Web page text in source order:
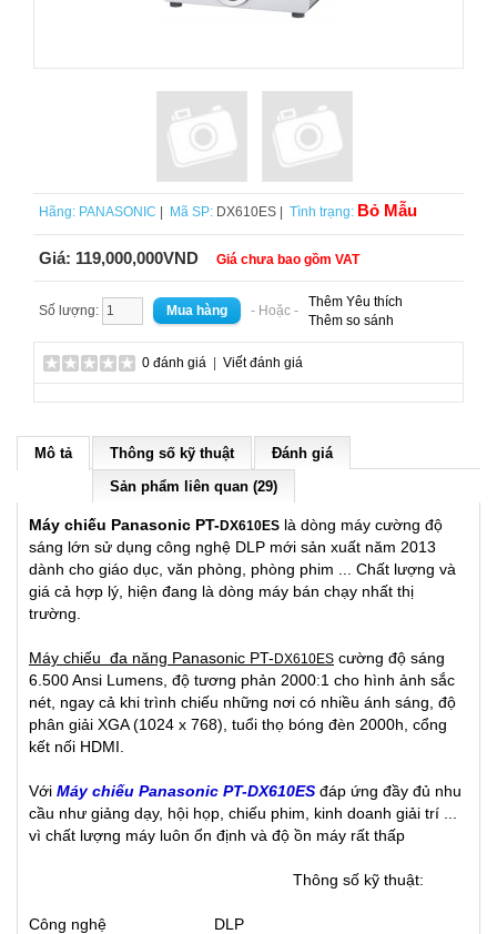
Hãng: PANASONIC Mã SP: DX610ES | Tình trạng: Bỏ Mẫu
Giá: 119,000,000VND Giá chưa bao gồm VAT
Số lượng: - Hoặc -
Thêm Yêu thích
Thêm so sánh
0 đánh giá Viết đánh giá
Mô tả Thông số kỹ thuật
Đánh giá
Sản phẩm liên quan (29)
Máy chiếu Panasonic PT-DX610ES là dòng máy cường độ
sáng lớn sử dụng công nghệ DLP mới sản xuất năm 2013
dành cho giáo dục, văn phòng, phòng phim ... Chất lượng và
giá cả hợp lý, hiện đang là dòng máy bán chạy nhất thị
trường.
Máy chiếu đa năng Panasonic PT- DX610ES cường độ sáng
6.500 Ansi Lumens, độ tương phản 2000:1 cho hình ảnh sắc
nét, ngay cả khi trình chiếu những nơi có nhiều ánh sáng, độ
phân giải XGA (1024 x 768), tuổi thọ bóng đèn 2000h, cổng
kết nối HDMI.
Với Máy chiếu Panasonic PT-DX610ES đáp ứng đầy đủ nhu
cầu như giảng dạy, hội họp, chiếu phim, kinh doanh giải trí ...
vì chất lượng máy luôn ổn định và độ ồn máy rất thấp
Thông số kỹ thuật:
Công nghệ DLP